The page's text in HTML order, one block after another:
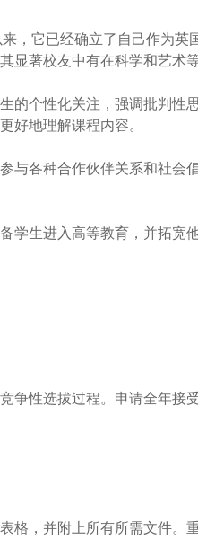
，它已经确立了自己作为
显著校友中有在科学和艺术
的个性化关注，强调批判性
好地理解课程内容。
与各种合作伙伴关系和社会
学生进入高等教育，并拓宽
争性选拔过程。申请全年接
格，并附上所有所需文件。